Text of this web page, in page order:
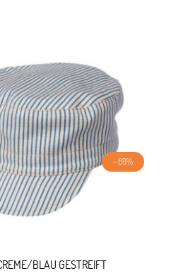
- 69%
BLAU GESTREIFT